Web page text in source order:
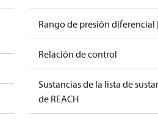
Rango de presión
Relación de control
Sustancias de la lista de
de REACH